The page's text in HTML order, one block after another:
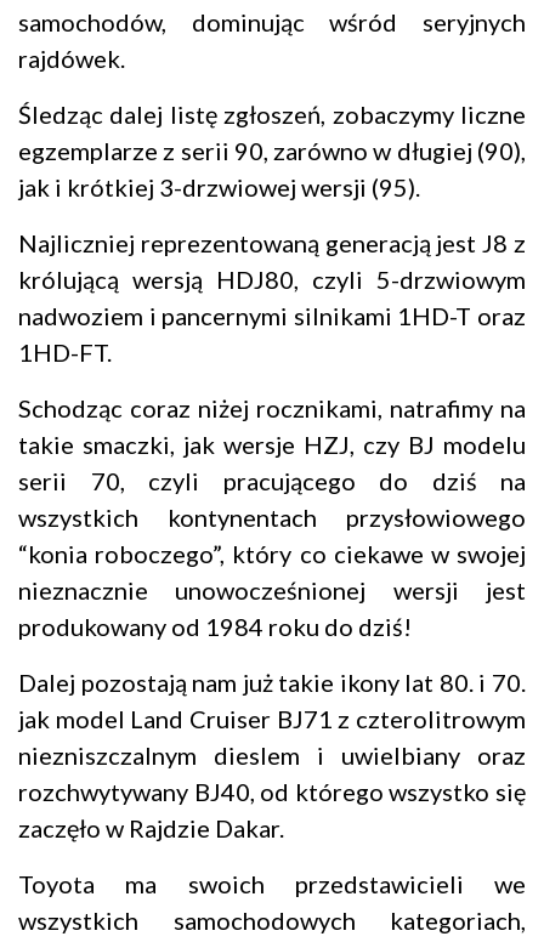
samochodów, dominując wśród seryjnych
rajdówek.
Śledząc dalej listę zgłoszeń, zobaczymy liczne
egzemplarze z serii 90, zarówno w długiej (90),
jak i krótkiej 3-drzwiowej wersji (95).
Najliczniej reprezentowaną generacją jest J8 z
królującą wersją HDJ80, czyli 5-drzwiowym
nadwoziem i pancernymi silnikami 1HD-T oraz
1HD-FT.
Schodząc coraz niżej rocznikami, natrafimy na
takie smaczki, jak wersje HZJ, czy BJ modelu
serii 70, czyli pracującego do dziś na
wszystkich kontynentach przysłowiowego
“konia roboczego”, który co ciekawe w swojej
nieznacznie unowocześnionej wersji jest
produkowany od 1984 roku do dziś!
Dalej pozostają nam już takie ikony lat 80. i 70.
jak model Land Cruiser BJ71 z czterolitrowym
niezniszczalnym dieslem i uwielbiany oraz
rozchwytywany BJ40, od którego wszystko się
zaczęło w Rajdzie Dakar.
Toyota ma swoich przedstawicieli we
wszystkich samochodowych kategoriach,